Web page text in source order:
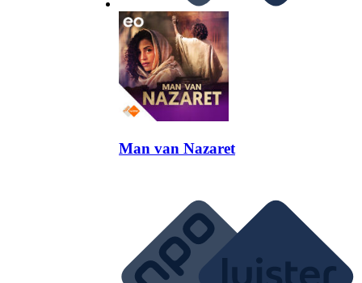
Man van Nazaret